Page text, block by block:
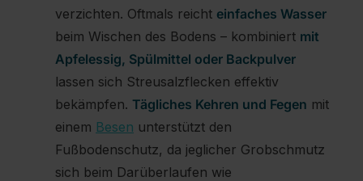
verzichten. Oftmals reicht einfaches Wasser
beim Wischen des Bodens – kombiniert mit
Apfelessig, Spülmittel oder Backpulver
lassen sich Streusalzflecken effektiv
bekämpfen. Tägliches Kehren und Fegen mit
einem Besen unterstützt den
Fußbodenschutz, da jeglicher Grobschmutz
sich beim Darüberlaufen wie